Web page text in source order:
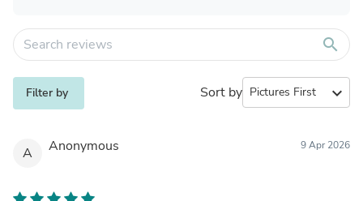
search
Filter by Sort by expand_more
A Anonymous 9 Apr 2026